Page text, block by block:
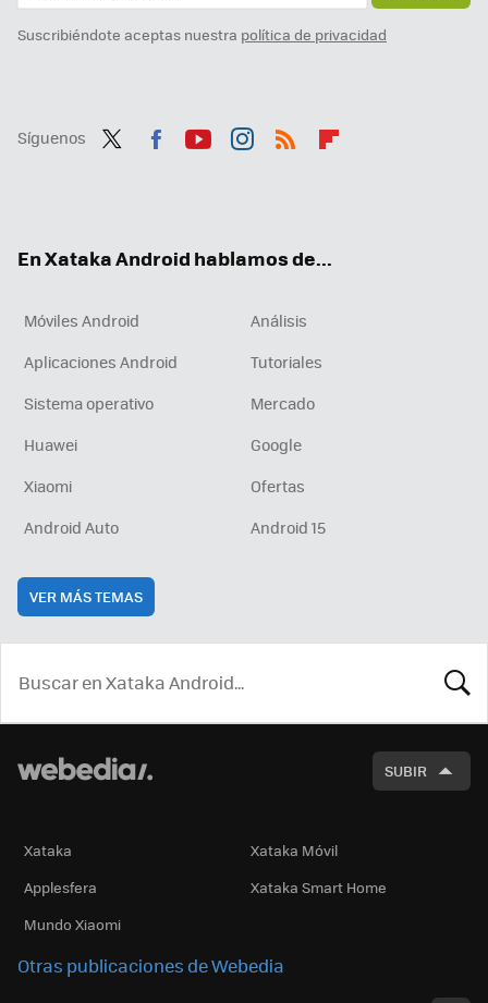
Suscribiéndote aceptas nuestra política de privacidad
Síguenos
En Xataka Android hablamos de...
Móviles Android
Análisis
Aplicaciones Android
Tutoriales
Sistema operativo
Mercado
Huawei
Google
Xiaomi
Ofertas
Android Auto
Android 15
VER MÁS TEMAS
SUBIR
Xataka
Xataka Móvil
Applesfera
Xataka Smart Home
Mundo Xiaomi
Otras publicaciones de Webedia